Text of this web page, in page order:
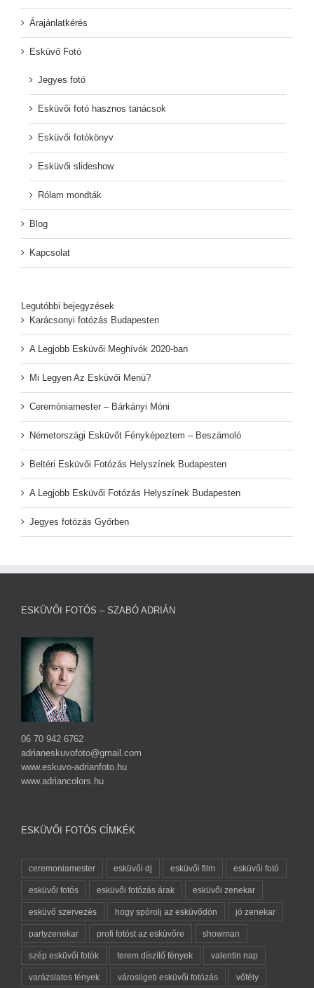
Árajánlatkérés
Esküvő Fotó
Jegyes fotó
Esküvői fotó hasznos tanácsok
Esküvői fotókönyv
Esküvői slideshow
Rólam mondták
Blog
Kapcsolat
Legutóbbi bejegyzések
Karácsonyi fotózás Budapesten
A Legjobb Esküvői Meghívók 2020-ban
Mi Legyen Az Esküvői Menü?
Ceremóniamester – Bárkányi Móni
Németországi Esküvőt Fényképeztem – Beszámoló
Beltéri Esküvői Fotózás Helyszínek Budapesten
A Legjobb Esküvői Fotózás Helyszínek Budapesten
Jegyes fotózás Győrben
ESKÜVŐI FOTÓS – SZABÓ ADRIÁN
06 70 942 6762
adrianeskuvofoto@gmail.com
www.eskuvo-adrianfoto.hu
www.adriancolors.hu
ESKÜVŐI FOTÓS CÍMKÉK
ceremoniamester esküvői dj esküvői film esküvői fotó
esküvői fotós esküvői fotózás árak esküvői zenekar
esküvő szervezés hogy spórolj az esküvődön jó zenekar
partyzenekar profi fotóst az esküvőre showman
szép esküvői fotók terem díszítő fények valentin nap
varázslatos fények városligeti esküvői fotózás vőfély